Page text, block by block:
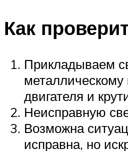
Как
Прикладываем
металлическому
двигателя и
Неисправную
Возможна
исправна, но